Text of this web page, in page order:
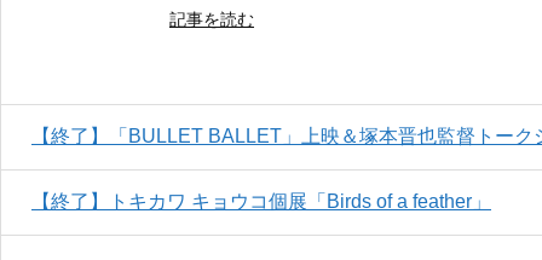
記事を読む
【終了】「BULLET BALLET」上映＆塚本晋也監督トー
【終了】トキカワ キョウコ個展「Birds of a feather」